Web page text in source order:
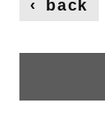
‹ back